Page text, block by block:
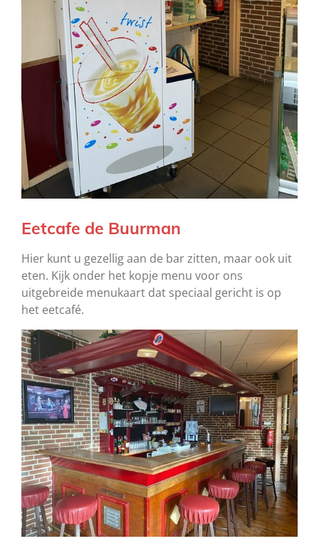
Eetcafe de Buurman
Hier kunt u gezellig aan de bar zitten, maar ook uit
eten. Kijk onder het kopje menu voor ons
uitgebreide menukaart dat speciaal gericht is op
het eetcafé.